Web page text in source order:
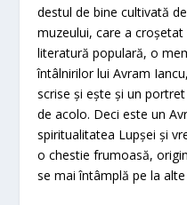
destul de bine cultivată
muzeului, care a
literatură populară, o
întâlnirilor lui Avram
scrise și ește și un
de acolo. Deci este un
spiritualitatea Lupșei și
o chestie frumoasă,
se mai întâmplă pe la